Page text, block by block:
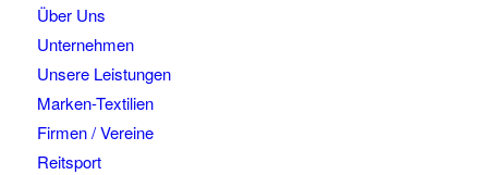
Über Uns
Unternehmen
Unsere Leistungen
Marken-Textilien
Firmen / Vereine
Reitsport